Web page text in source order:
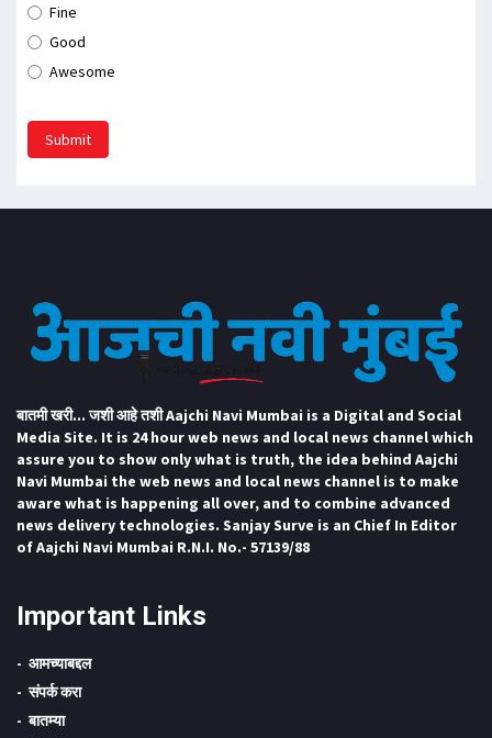
Fine
Good
Awesome
Submit
बातमी खरी... जशी आहे तशी Aajchi Navi Mumbai is a Digital and Social
Media Site. It is 24 hour web news and local news channel which
assure you to show only what is truth, the idea behind Aajchi
Navi Mumbai the web news and local news channel is to make
aware what is happening all over, and to combine advanced
news delivery technologies. Sanjay Surve is an Chief In Editor
of Aajchi Navi Mumbai R.N.I. No.- 57139/88
Important Links
आमच्याबद्दल
संपर्क करा
बातम्या